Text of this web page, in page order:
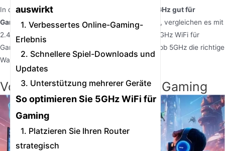
auswirkt
1. Verbessertes Online-Gaming-
Erlebnis
2. Schnellere Spiel-Downloads und
Updates
3. Unterstützung mehrerer Geräte
So optimieren Sie 5GHz WiFi für
Gaming
1. Platzieren Sie Ihren Router
strategisch
In diesem Artikel beantworten wir die Frage:
Ist 5GHz gut für
Gaming?Wir gehen auf die Vor- und Nachteile ein, vergleichen es mit
2.4GHz und geben praktische Tipps, wie Sie Ihr 5GHz WiFi für
Gaming optimieren können. Am Ende wissen Sie, ob 5GHz die richtige
Wahl für Ihre Gaming-Anforderungen ist.
Vorteile von 5GHz WiFi für Gaming